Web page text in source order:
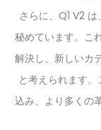
さらに、Q1 V2
秘めています。こ
解決し、新しいカ
と考えられます
込み、より多くの